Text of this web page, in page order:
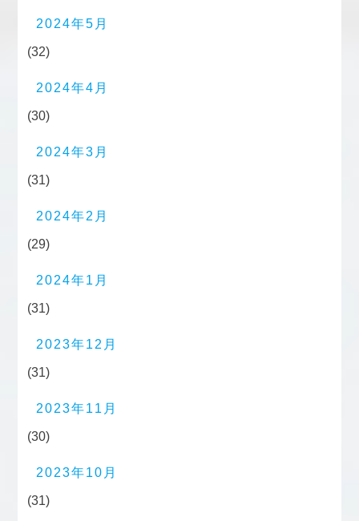
2024年5月
(32)
2024年4月
(30)
2024年3月
(31)
2024年2月
(29)
2024年1月
(31)
2023年12月
(31)
2023年11月
(30)
2023年10月
(31)